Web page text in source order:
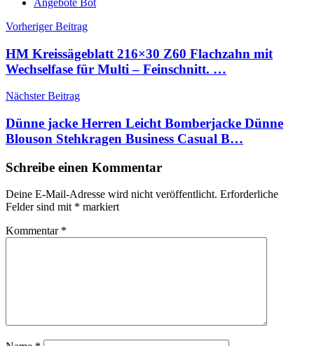
Beitragsnavigation
Vorheriger Beitrag
HM Kreissägeblatt 216×30 Z60 Flachzahn mit
Wechselfase für Multi – Feinschnitt. …
Nächster Beitrag
Dünne jacke Herren Leicht Bomberjacke Dünne
Blouson Stehkragen Business Casual B…
Schreibe einen Kommentar
Deine E-Mail-Adresse wird nicht veröffentlicht. Erforderliche
Felder sind mit * markiert
Kommentar *